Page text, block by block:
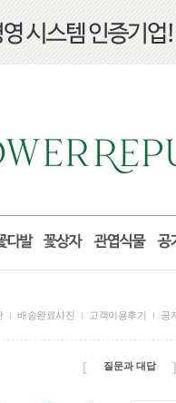
배송완료사진 고객이용후기 공
[ 질문과 대답 ]